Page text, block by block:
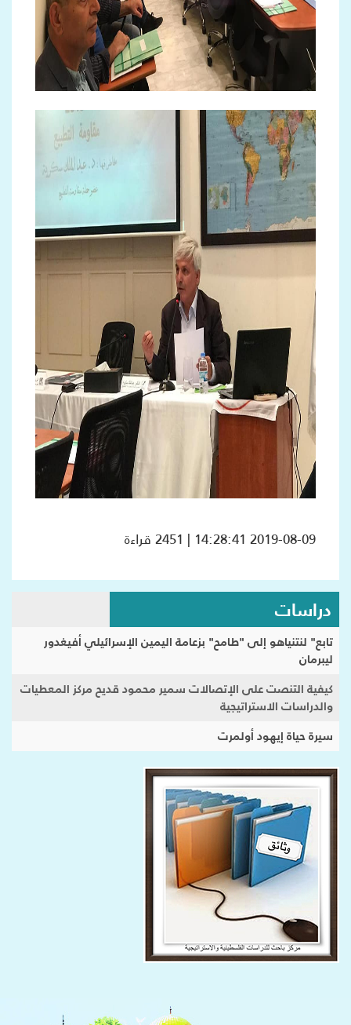
2019-08-09 14:28:41 | 2451 قراءة
دراسات
تابع" لنتنياهو إلى "طامح" بزعامة اليمين الإسرائيلي أفيغدور
ليبرمان
كيفية التنصت على الإتصالات سمير محمود قديح مركز المعطيات
والدراسات الاستراتيجية
سيرة حياة إيهود أولمرت